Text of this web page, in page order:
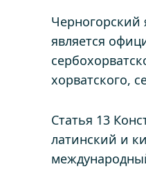
Черногорский
является
хорватского,
Статья 13
латинский и